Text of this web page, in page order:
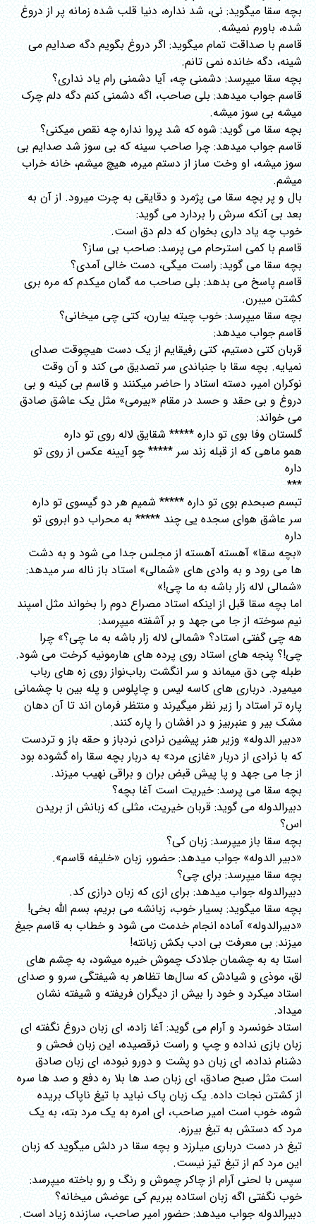
بچه سقا میگوید: نی، شد نداره، دنیا قلب شده زمانه پر از دروغ
شده، باورم نمیشه.
قاسم با صداقت تمام میگوید: اگر دروغ بگویم دگه صدایم می
شینه، دگه خانده نمی تانم.
بچه سقا میپرسد: دشمنی چه، آیا دشمنی رام یاد نداری؟
قاسم جواب میدهد: بلی صاحب، اگه دشمنی کنم دگه دلم چرک
میشه بی سوز میشه.
بچه سقا می گوید: شوه که شد پروا نداره چه نقص میکنی؟
قاسم جواب میدهد: چرا صاحب سینه که بی سوز شد صدایم بی
سوز میشه، او وخت ساز از دستم میره، هیچ میشم، خانه خراب
میشم.
بال و پر بچه سقا می پژمرد و دقایقی به چرت میرود. از آن به
بعد بی آنکه سرش را بردارد می گوید:
خوب چه یاد داری بخوان که دلم دق است.
قاسم با کمی استرحام می پرسد: صاحب بی ساز؟
بچه سقا می گوید: راست میگی، دست خالی آمدی؟
قاسم پاسخ می بدهد: بلی صاحب مه گمان میکدم که مره بری
کشتن میبرن.
بچه سقا میپرسد: خوب چیته بیارن، کتی چی میخانی؟
قاسم جواب میدهد:
قربان کتی دستیم، کتی رفیقایم از یک دست هیچوقت صدای
نمیایه. بچه سقا با جنباندی سر تصدیق می کند و آن وقت
نوکران امیر، دسته استاد را حاضر میکنند و قاسم بی کینه و بی
دروغ و بی حقد و حسد در مقام «بیرمی» مثل یک عاشق صادق
می خواند:
گلستان وفا بوی تو داره ***** شقایق لاله روی تو داره
همو ماهی که از قبله زند سر ***** چو آیینه عکس از روی تو
داره
***
تبسم صبحدم بوی تو داره ***** شمیم هر دو گیسوی تو داره
سر عاشق هوای سجده یی چند ***** به محراب دو ابروی تو
داره
«بچه سقا» آهسته آهسته از مجلس جدا می شود و به دشت
ها می رود و به وادی های «شمالی» استاد باز ناله سر میدهد:
«شمالی لاله زار باشه به ما چی!»
اما بچه سقا قبل از اینکه استاد مصراع دوم را بخواند مثل اسپند
نیم سوخته از جا می جهد و بر آشفته میپرسد:
هه چی گفتی استاد؟ «شمالی لاله زار باشه به ما چی؟» چرا
چی!؟ پنجه های استاد روی پرده های هارمونیه کرخت می شود.
طبله چی دق میماند و سر انگشت رباب‌نواز روی زه های رباب
میمیرد. درباری های کاسه لیس و چاپلوس و پله بین با چشمانی
پاره تر استاد را زیر نظر میگیرند و منتظر فرمان اند تا آن دهان
مشک بیر و عنبربیز و در افشان را پاره کنند.
«دبیر الدوله» وزیر هنر پیشین نرادی نردباز و حقه باز و تردست
که با نرادی از دربار «غازی مرد» به دربار بچه سقا راه گشوده بود
از جا می جهد و پا پیش قبض بران و براقی نهیب میزند.
بچه سقا می پرسد: خیریت است آغا بچه؟
دبیرالدوله می گوید: قربان خیریت، مثلی که زبانش از بریدن
اس؟
بچه سقا باز میپرسد: زبان کی؟
«دبیر الدوله» جواب میدهد: حضور، زبان «خلیفه قاسم».
بچه سقا میپرسد: برای چی؟
دبیرالدوله جواب میدهد: برای ازی که زبان درازی کد.
بچه سقا میگوید: بسیار خوب، زبانشه می بریم، بسم الله بخی!
«دبیرالدوله» آماده انجام خدمت می شود و خطاب به قاسم جیغ
میزند: بی معرفت بی ادب بکش زبانته!
استا به به چشمان جلادک چموش خیره میشود، به چشم های
لق، موذی و شیادش که سال‌ها تظاهر به شیفتگی سرو و صدای
استاد میکرد و خود را بیش از دیگران فریفته و شیفته نشان
میداد.
استاد خونسرد و آرام می گوید: آغا زاده، ای زبان دروغ نگفته ای
زبان بازی نداده و چپ و راست نرقصیده، این زبان فحش و
دشنام نداده، ای زبان دو پشت و دورو نبوده، ای زبان صادق
است مثل صبح صادق، ای زبان صد ها بلا ره دفع و صد ها سره
از کشتن نجات داده. یک زبان پاک نباید با تیغ ناپاک بریده
شوه، خوب است امیر صاحب، ای امره به یک مرد بته، به یک
مرد که دستش به تیغ بیرزه.
تیغ در دست درباری میلرزد و بچه سقا در دلش میگوید که زبان
این مرد کم از تیغ تیز نیست.
سپس با لحنی آرام از چاکر چموش و رنگ و رو باخته میپرسد:
خوب نگفتی اگه زبان استاده ببریم کی عوضش میخانه؟
دبیرالدوله جواب میدهد: حضور امیر صاحب، سازنده زیاد است.